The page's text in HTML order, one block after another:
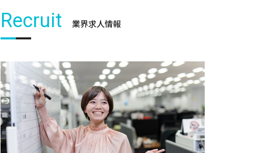
Recruit 業界求人情報